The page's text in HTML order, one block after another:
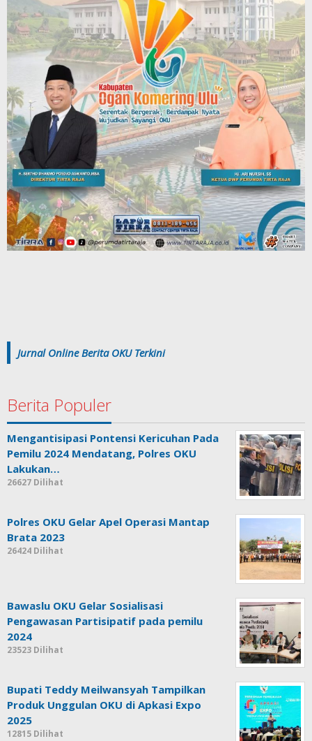
Jurnal Online Berita OKU Terkini
Berita Populer
Mengantisipasi Pontensi Kericuhan Pada
Pemilu 2024 Mendatang, Polres OKU
Lakukan…
26627 Dilihat
Polres OKU Gelar Apel Operasi Mantap
Brata 2023
26424 Dilihat
Bawaslu OKU Gelar Sosialisasi
Pengawasan Partisipatif pada pemilu
2024
23523 Dilihat
Bupati Teddy Meilwansyah Tampilkan
Produk Unggulan OKU di Apkasi Expo
2025
12815 Dilihat